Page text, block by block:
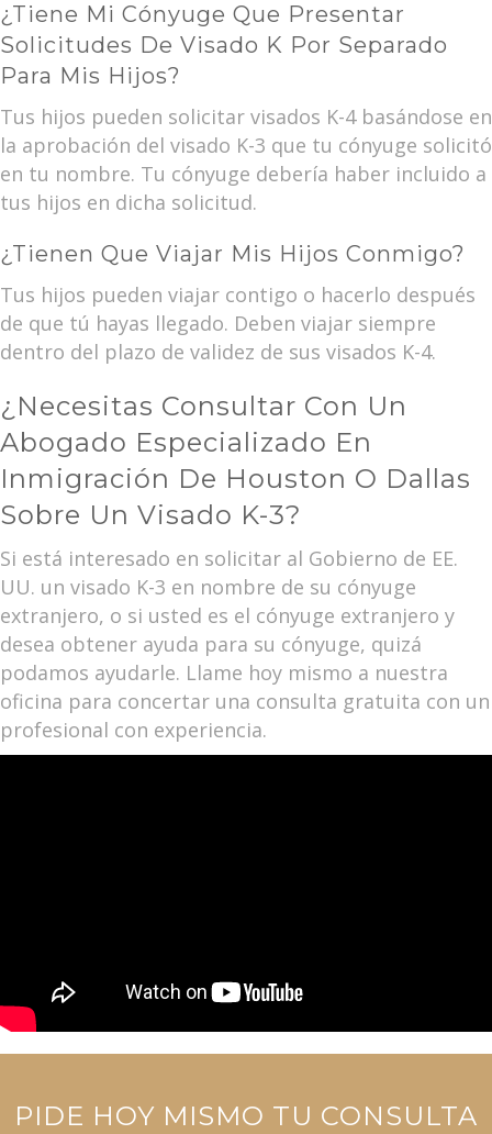
¿Tiene Mi Cónyuge Que Presentar
Solicitudes De Visado K Por Separado
Para Mis Hijos?
Tus hijos pueden solicitar visados K-4 basándose en
la aprobación del visado K-3 que tu cónyuge solicitó
en tu nombre. Tu cónyuge debería haber incluido a
tus hijos en dicha solicitud.
¿Tienen Que Viajar Mis Hijos Conmigo?
Tus hijos pueden viajar contigo o hacerlo después
de que tú hayas llegado. Deben viajar siempre
dentro del plazo de validez de sus visados K-4.
¿Necesitas Consultar Con Un
Abogado Especializado En
Inmigración De Houston O Dallas
Sobre Un Visado K-3?
Si está interesado en solicitar al Gobierno de EE.
UU. un visado K-3 en nombre de su cónyuge
extranjero, o si usted es el cónyuge extranjero y
desea obtener ayuda para su cónyuge, quizá
podamos ayudarle. Llame hoy mismo a nuestra
oficina para concertar una consulta gratuita con un
profesional con experiencia.
PIDE HOY MISMO TU CONSULTA